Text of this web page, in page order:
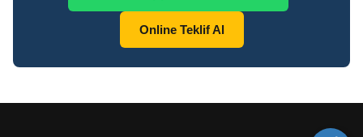
Online Teklif Al